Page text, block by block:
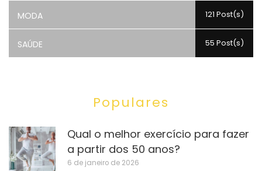
MODA 121 Post(s)
SAÚDE 55 Post(s)
Populares
Qual o melhor exercício para fazer
a partir dos 50 anos?
6 de janeiro de 2026